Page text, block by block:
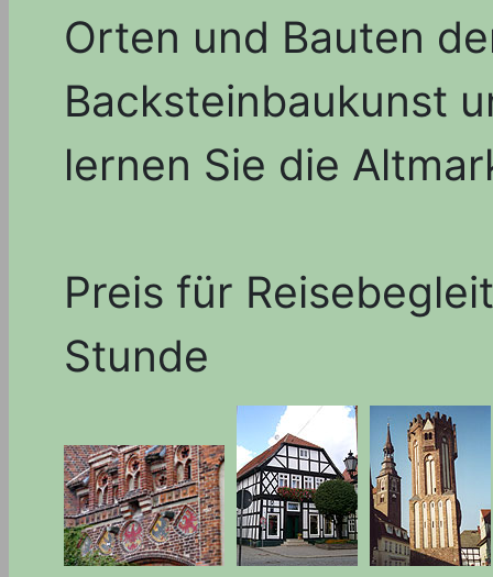
Orten und Bauten
Backsteinbaukunst
lernen Sie die
Preis für
Stunde